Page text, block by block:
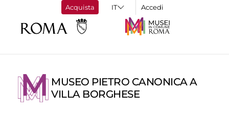
Acquista Accedi
MUSEO PIETRO CANONICA A
VILLA BORGHESE